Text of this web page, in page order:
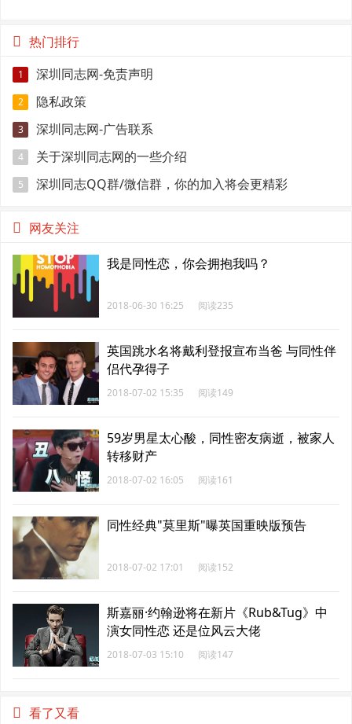
热门排行
1 深圳同志网-免责声明
2 隐私政策
3 深圳同志网-广告联系
4 关于深圳同志网的一些介绍
5 深圳同志QQ群/微信群，你的加入将会更精彩
网友关注
我是同性恋，你会拥抱我吗？
2018-06-30 16:25 阅读235
英国跳水名将戴利登报宣布当爸 与同性伴
侣代孕得子
2018-07-02 15:35 阅读149
59岁男星太心酸，同性密友病逝，被家人
转移财产
2018-07-02 16:05 阅读161
同性经典"莫里斯"曝英国重映版预告
2018-07-02 17:01 阅读152
斯嘉丽·约翰逊将在新片《Rub&Tug》中
演女同性恋 还是位风云大佬
2018-07-03 15:10 阅读147
看了又看